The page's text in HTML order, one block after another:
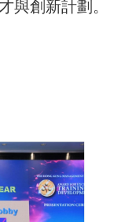
與創新計劃。